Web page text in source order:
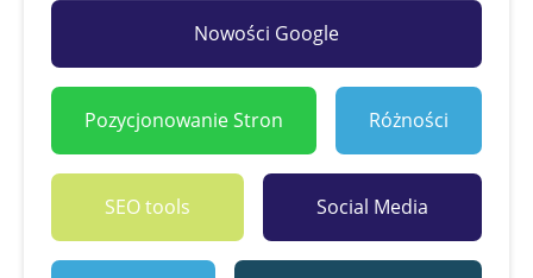
Nowości Google
Pozycjonowanie Stron Różności
SEO tools Social Media